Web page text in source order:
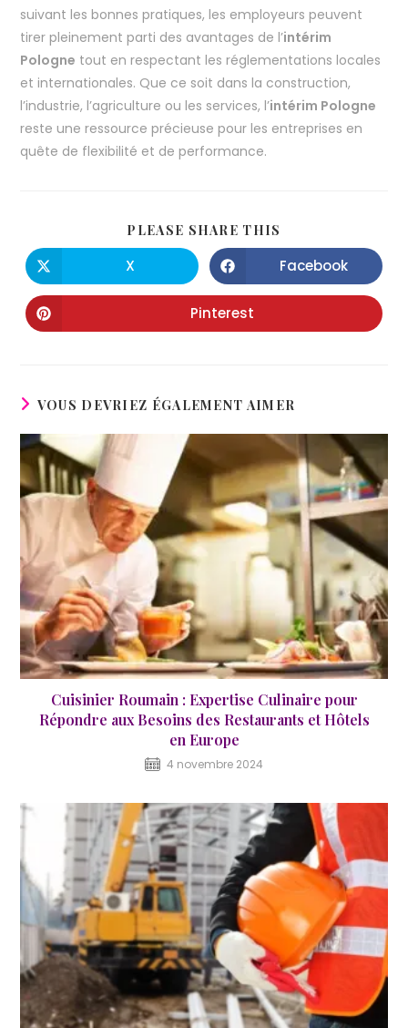
suivant les bonnes pratiques, les employeurs peuvent
tirer pleinement parti des avantages de l’intérim
Pologne tout en respectant les réglementations locales
et internationales. Que ce soit dans la construction,
l’industrie, l’agriculture ou les services, l’intérim Pologne
reste une ressource précieuse pour les entreprises en
quête de flexibilité et de performance.
PLEASE SHARE THIS
X Facebook
Pinterest
VOUS DEVRIEZ ÉGALEMENT AIMER
Cuisinier Roumain : Expertise Culinaire pour
Répondre aux Besoins des Restaurants et Hôtels
en Europe
4 novembre 2024